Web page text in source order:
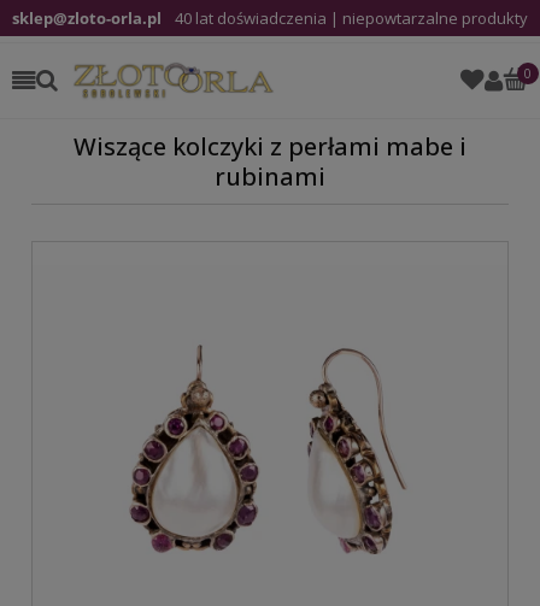
sklep@zloto-orla.pl 40 lat doświadczenia | niepowtarzalne produkty
Wiszące kolczyki z perłami mabe i
rubinami